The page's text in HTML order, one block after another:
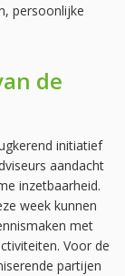
persoonlijke
de
initiatief
aandacht
inzetbaarheid.
week kunnen
met
Voor de
partijen